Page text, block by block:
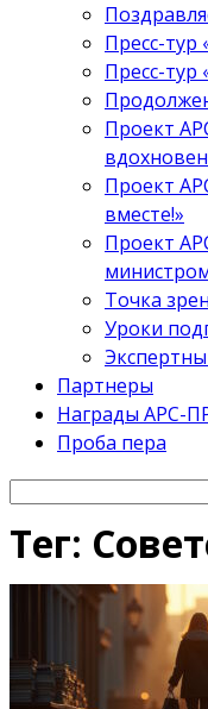
Пресс-тур
Пресс-тур
Проект
Проект
вместе!»
Проект
Точка
Уроки
Партнеры
Награды АРС-
Проба пера
Тег: